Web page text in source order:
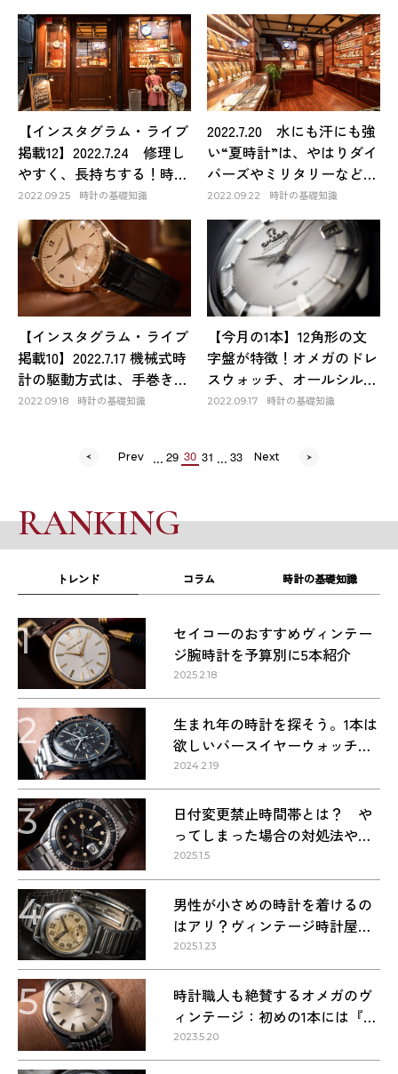
が、本質は何を着ていても
格好いい時計ということに
尽きるのだ
も愛おしくなるのが、アン
ティーク好き！
【インスタグラム・ライブ
掲載12】2022.7.24 修理し
やすく、長持ちする！時代
背景、設計思想の違いが、
アンティーク、ヴィンテー
ジウォッチの魅力を形成し
ている！
2022.09.25 時計の基礎知識
2022.7.20 水にも汗にも強
い“夏時計”は、やはりダイ
バーズやミリタリーなどス
ポーツ系を中心に選びた
い！
2022.09.22 時計の基礎知識
【インスタグラム・ライブ
掲載10】2022.7.17 機械式時
計の駆動方式は、手巻きと
自動巻き、どっちがいい
井翔（副店長）
2022.09.18 時計の基礎知識
【今月の1本】12角形の文
字盤が特徴！オメガのドレ
スウォッチ、オールシルバ
ーの『コンステレーショ
2022.09.17 時計の基礎知識
Prev ... 29 30 31 ... Next
33
RANKING
トレンド コラム 時計の基礎知識
1
セイコーのおすすめヴィンテー
ジ腕時計を予算別に5本紹介
2025.2.18
2
生まれ年の時計を探そう。1本は
欲しいバースイヤーウォッチ・
1960〜1990年代の名作9本
2024.2.19
3
日付変更禁止時間帯とは？ や
ってしまった場合の対処法や正
しい方法
2025.1.5
4
男性が小さめの時計を着けるの
はアリ？ヴィンテージ時計屋が
回答します！
2025.1.23
5
時計職人も絶賛するオメガのヴ
ィンテージ：初めの1本には『シ
ーマスター』を選ぶべき理由
2023.5.20